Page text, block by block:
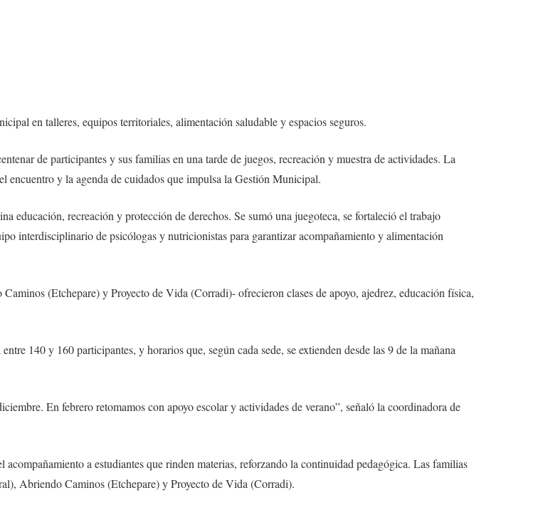
en talleres, equipos territoriales, alimentación saludable y espacios seguros.
de participantes y sus familias en una tarde de juegos, recreación y muestra de actividades. La
encuentro y la agenda de cuidados que impulsa la Gestión Municipal.
educación, recreación y protección de derechos. Se sumó una juegoteca, se fortaleció el trabajo
interdisciplinario de psicólogas y nutricionistas para garantizar acompañamiento y alimentación
(Etchepare) y Proyecto de Vida (Corradi)- ofrecieron clases de apoyo, ajedrez, educación física,
140 y 160 participantes, y horarios que, según cada sede, se extienden desde las 9 de la mañana
En febrero retomamos con apoyo escolar y actividades de verano”, señaló la coordinadora de
a estudiantes que rinden materias, reforzando la continuidad pedagógica. Las familias
Abriendo Caminos (Etchepare) y Proyecto de Vida (Corradi).